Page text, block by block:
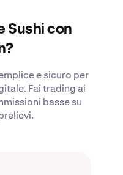
Sushi con
e sicuro per
Fai trading ai
basse su